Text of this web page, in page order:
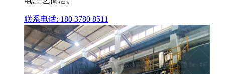
联系电话: 180 3780 8511